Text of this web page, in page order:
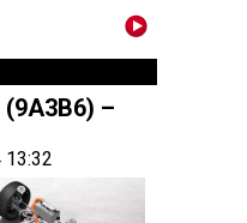
–
13:32